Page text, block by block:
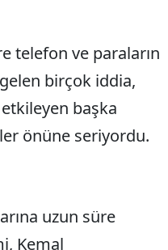
telefon ve paraların
gelen birçok iddia,
başka
önüne seriyordu.
uzun süre
Kemal